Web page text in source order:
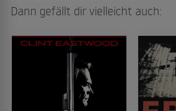
Dann gefällt dir vielleicht auch: